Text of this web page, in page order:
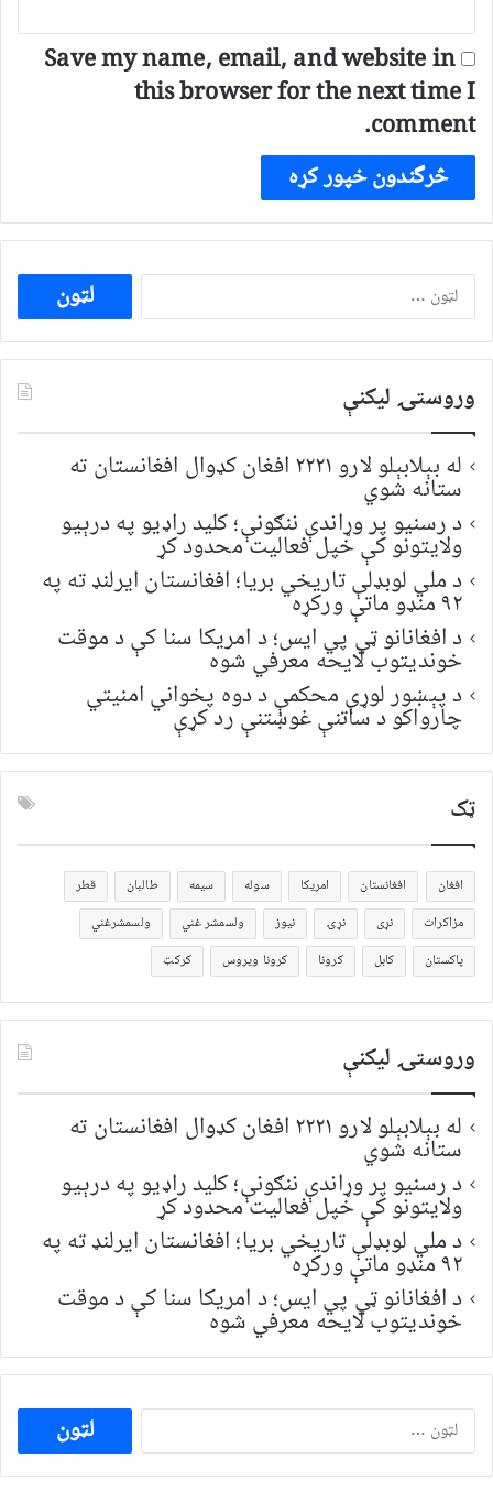
Save my name, email, and website in
this browser for the next time I
comment.
ددی
لپاره
لټون:
وروستۍ ليکنې
له بېلابېلو لارو ۲۲۲۱ افغان کډوال افغانستان ته
ستانه شوي
د رسنیو پر وړاندې ننګونې؛ کلید راډیو په درېیو
ولایتونو کې خپل فعالیت محدود کړ
د ملي لوبډلې تاریخي بریا؛ افغانستان ایرلنډ ته په
۹۲ منډو ماتې ورکړه
د افغانانو ټي پي ایس؛ د امریکا سنا کې د موقت
خونديتوب لایحه معرفي شوه
د پېښور لوړې محکمې د دوه پخواني امنیتي
چارواکو د ساتنې غوښتنې رد کړې
ټک
افغان افغانستان امریکا سوله سیمه طالبان
قطر
مزاکرات
نړی نړۍ نیوز ولسمشر غني
ولسمشرغني
پاکستان
کابل کرونا کرونا ویروس کرکټ
وروستۍ ليکنې
له بېلابېلو لارو ۲۲۲۱ افغان کډوال افغانستان ته
ستانه شوي
د رسنیو پر وړاندې ننګونې؛ کلید راډیو په درېیو
ولایتونو کې خپل فعالیت محدود کړ
د ملي لوبډلې تاریخي بریا؛ افغانستان ایرلنډ ته په
۹۲ منډو ماتې ورکړه
د افغانانو ټي پي ایس؛ د امریکا سنا کې د موقت
خونديتوب لایحه معرفي شوه
ددی
لپاره
لټون: